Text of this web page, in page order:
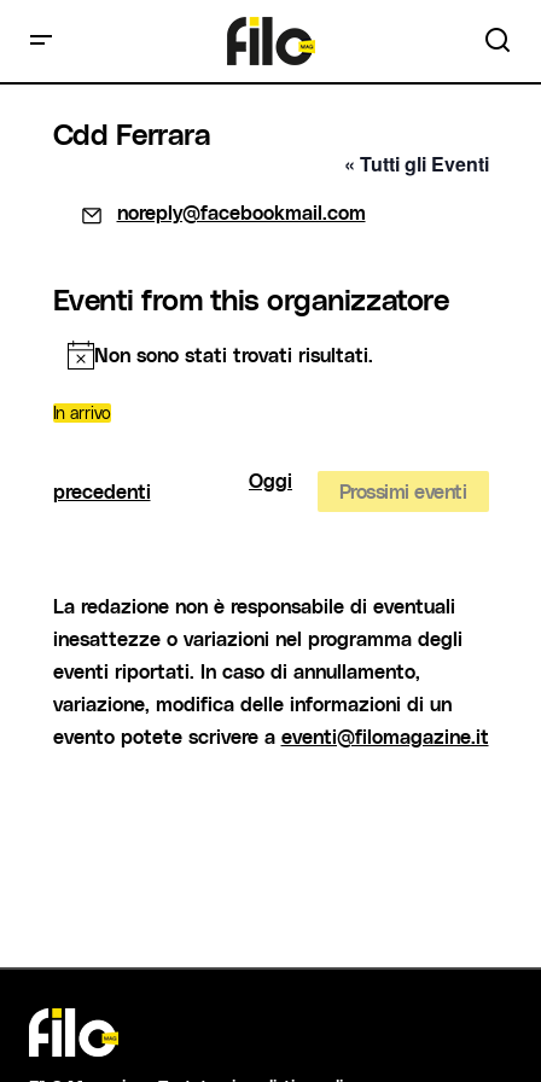
Cdd Ferrara
« Tutti gli Eventi
Email
noreply@facebookmail.com
Eventi from this organizzatore
Notice
Non sono stati trovati risultati.
In arrivo
Eventi
precedenti Oggi Prossimi eventi
La redazione non è responsabile di eventuali
inesattezze o variazioni nel programma degli
eventi riportati. In caso di annullamento,
variazione, modifica delle informazioni di un
evento potete scrivere a eventi@filomagazine.it